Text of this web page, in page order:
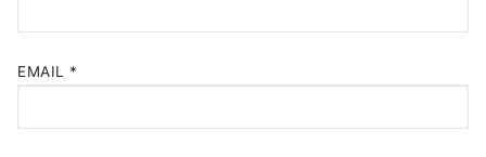
E1 / T1 / PRI VoIP Gateway
PRI VoIP Gateway TE100
PRI VoIP Gateway TE200
EMAIL *